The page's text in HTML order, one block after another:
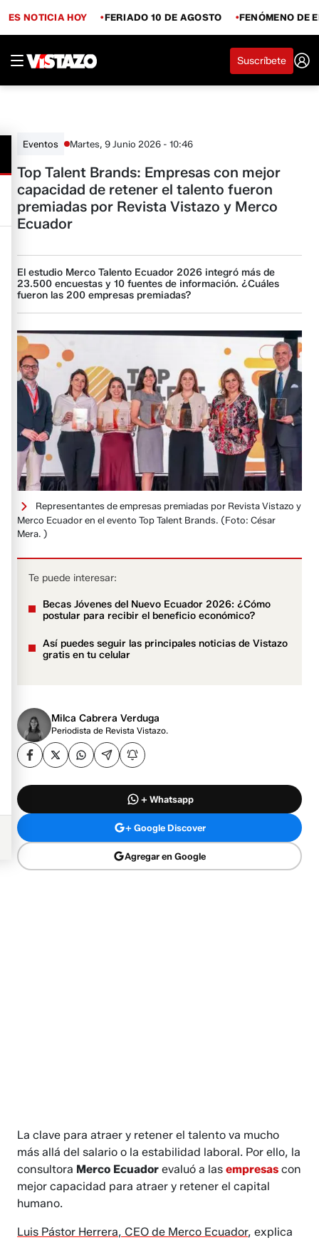
ES NOTICIA HOY FERIADO 10 DE AGOSTO FENÓMENO DE
Suscríbete
Eventos Martes, 9 Junio 2026 - 10:46
Top Talent Brands: Empresas con mejor
capacidad de retener el talento fueron
premiadas por Revista Vistazo y Merco
Ecuador
El estudio Merco Talento Ecuador 2026 integró más de
23.500 encuestas y 10 fuentes de información. ¿Cuáles
fueron las 200 empresas premiadas?
Representantes de empresas premiadas por Revista Vistazo y
Merco Ecuador en el evento Top Talent Brands. (Foto: César
Mera. )
Te puede interesar:
Becas Jóvenes del Nuevo Ecuador 2026: ¿Cómo
postular para recibir el beneficio económico?
Así puedes seguir las principales noticias de Vistazo
gratis en tu celular
Milca Cabrera Verduga
Periodista de Revista Vistazo.
+ Whatsapp
+ Google Discover
Agregar en Google
La clave para atraer y retener el talento va mucho
más allá del salario o la estabilidad laboral. Por ello, la
consultora Merco Ecuador evaluó a lasempresascon
mejor capacidad para atraer y retener el capital
humano.
Luis Pástor Herrera, CEO de Merco Ecuador, explica